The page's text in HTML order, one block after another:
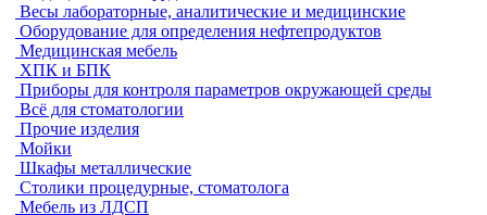
Весы лабораторные, аналитические и медицинские
Оборудование для определения нефтепродуктов
Медицинская мебель
ХПК и БПК
Приборы для контроля параметров окружающей среды
Всё для стоматологии
Прочие изделия
Мойки
Шкафы металлические
Столики процедурные, стоматолога
Мебель из ЛДСП